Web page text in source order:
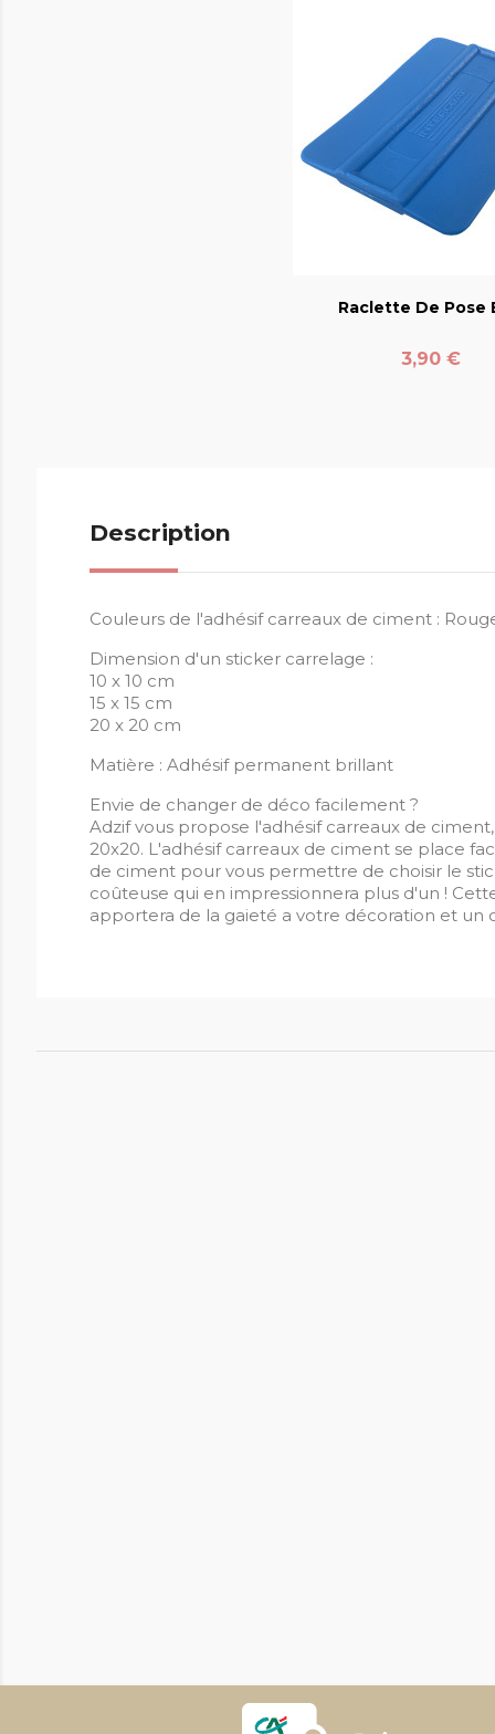
Raclette De Pose
Prix
3,90 €
Description
Couleurs de l'adhésif carreaux de ciment :
Dimension d'un sticker carrelage :
10 x 10 cm
15 x 15 cm
20 x 20 cm
Matière : Adhésif permanent brillant
Envie de changer de déco facilement ?
Adzif vous propose l'adhésif carreaux de
20x20. L'adhésif carreaux de ciment se place
de ciment pour vous permettre de choisir le
coûteuse qui en impressionnera plus d'un !
apportera de la gaieté a votre décoration et un